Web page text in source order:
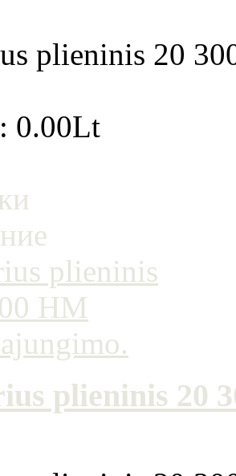
plieninis 20
0.00Lt
plieninis 20